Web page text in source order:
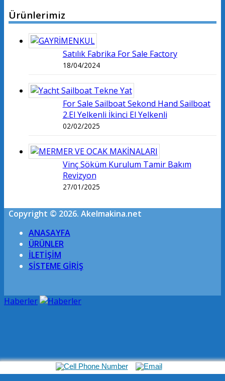
Ürünlerimiz
Satılık Fabrika For Sale Factory
18/04/2024
For Sale Sailboat Sekond Hand Sailboat
2.El Yelkenli İkinci El Yelkenli
02/02/2025
Vinç Söküm Kurulum Tamir Bakım
Revizyon
27/01/2025
Copyright © 2026. Akelmakina.net
ANASAYFA
ÜRÜNLER
İLETİŞİM
SİSTEME GİRİŞ
Haberler